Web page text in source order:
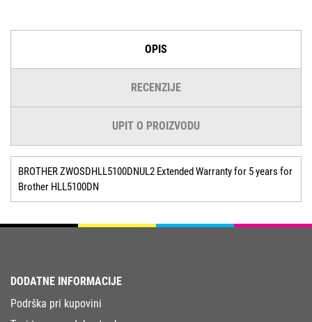
OPIS
RECENZIJE
UPIT O PROIZVODU
BROTHER ZWOSDHLL5100DNUL2 Extended Warranty for 5 years for
Brother HLL5100DN
DODATNE INFORMACIJE
Podrška pri kupovini